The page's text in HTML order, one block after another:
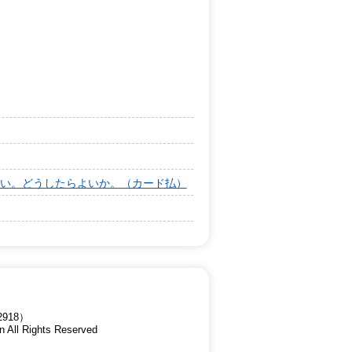
どうしたらよいか。（カード払）
）
All Rights Reserved